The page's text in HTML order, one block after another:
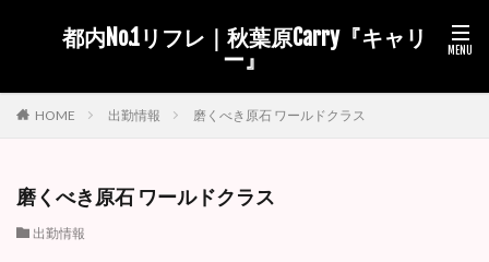
都内No.1リフレ｜秋葉原Carry『キャリ
ー』
HOME 出勤情報 磨くべき原石 ワールドクラス
磨くべき原石 ワールドクラス
出勤情報